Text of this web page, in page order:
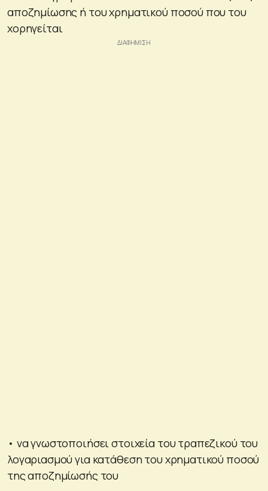
αποζημίωσης ή του χρηματικού ποσού που του
χορηγείται
• να γνωστοποιήσει στοιχεία του τραπεζικού του
λογαριασμού για κατάθεση του χρηματικού ποσού
της αποζημίωσής του